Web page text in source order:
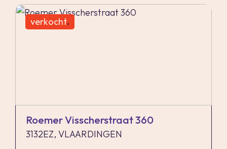
verkocht.
Roemer Visscherstraat 360
3132EZ, VLAARDINGEN